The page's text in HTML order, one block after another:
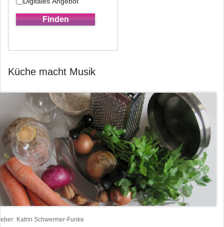
Küche macht Musik
Katrin Schwermer-Funke